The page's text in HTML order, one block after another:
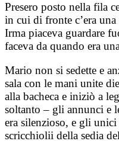
Presero posto nella fila
in cui di fronte c’era
Irma piaceva guardare
faceva da quando era
Mario non si sedette e
sala con le mani unite
alla bacheca e iniziò a
soltanto – gli annunci e
era silenzioso, e gli
scricchiolii della sedia